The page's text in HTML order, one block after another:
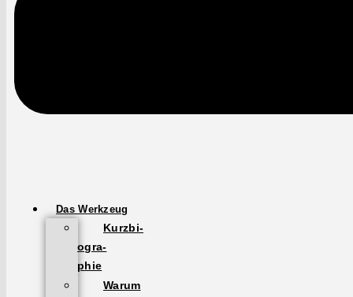
Das Werkzeug
Kurzbi­
ogra­
phie
Warum